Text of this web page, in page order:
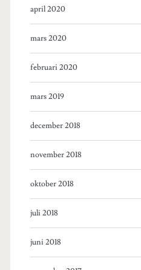
april 2020
mars 2020
februari 2020
mars 2019
december 2018
november 2018
oktober 2018
juli 2018
juni 2018